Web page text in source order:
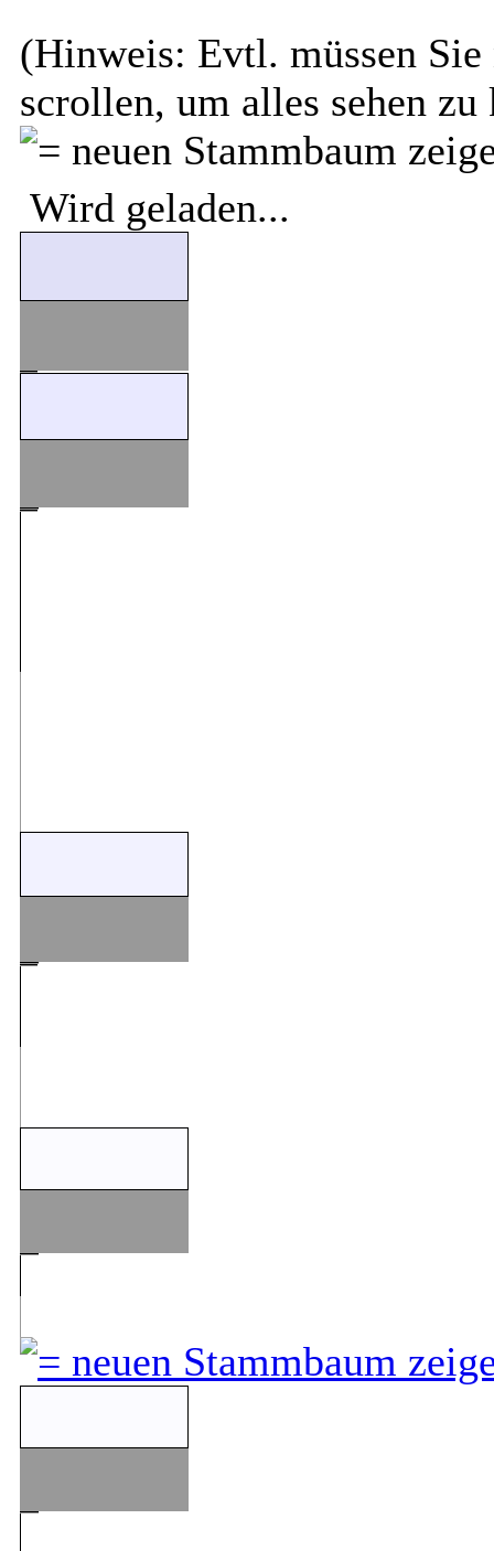
(Hinweis: Evtl. müssen Sie
scrollen, um alles sehen
Wird geladen...